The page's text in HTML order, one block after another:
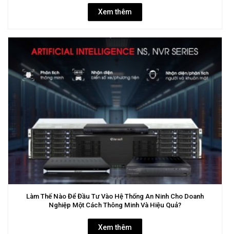
Xem thêm
Làm Thế Nào Để Đầu Tư Vào Hệ Thống An Ninh Cho Doanh
Nghiệp Một Cách Thông Minh Và Hiệu Quả?
Xem thêm